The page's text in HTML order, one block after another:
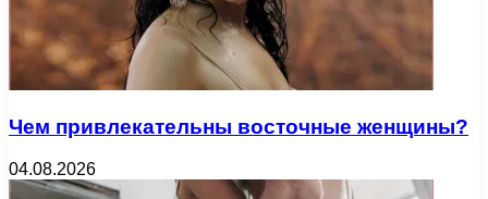
Чем привлекательны восточные женщины?
04.08.2026